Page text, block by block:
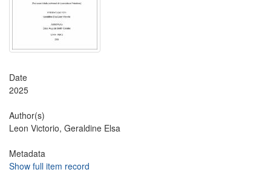
Date
2025
Author(s)
Leon Victorio, Geraldine Elsa
Metadata
Show full item record